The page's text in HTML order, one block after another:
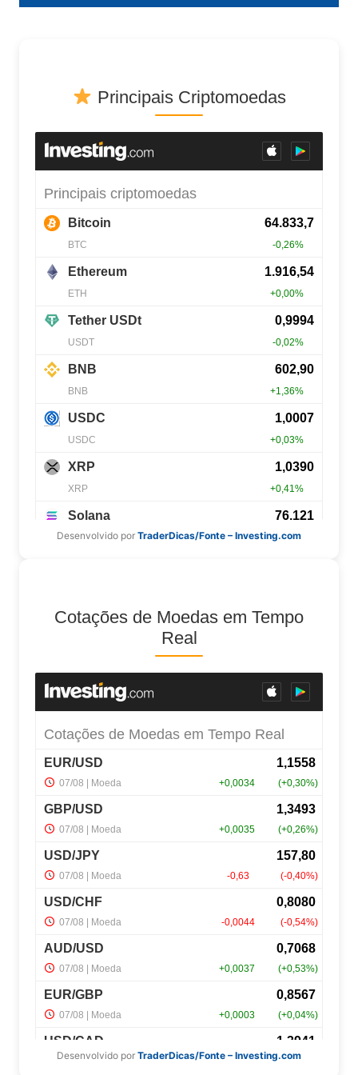
Principais Criptomoedas
Desenvolvido por TraderDicas/Fonte – Investing.com
Cotações de Moedas em Tempo
Real
Desenvolvido por TraderDicas/Fonte – Investing.com